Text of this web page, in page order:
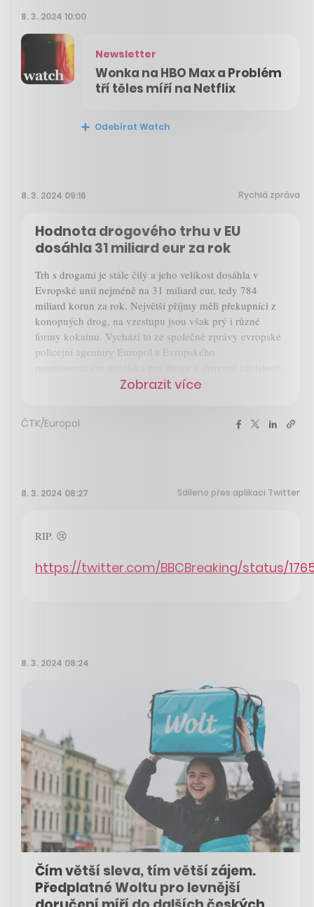
8. 3. 2024 10:00
Newsletter
Wonka na HBO Max a Problém
tří těles míří na Netflix
Odebírat Watch
8. 3. 2024 09:16 Rychlá zpráva
Hodnota drogového trhu v EU
dosáhla 31 miliard eur za rok
Trh s drogami je stále čilý a jeho velikost dosáhla v
Evropské unii nejméně na 31 miliard eur, tedy 784
miliard korun za rok. Největší příjmy měli překupníci z
konopných drog, na vzestupu jsou však prý i různé
formy kokainu. Vychází to ze společné zprávy evropské
policejní agentury Europol a Evropského
Zobrazit více
ČTK/Europol
8. 3. 2024 08:27 Sdíleno přes aplikaci Twitter
RIP. 😢
https://twitter.com/BBCBreaking/status/
8. 3. 2024 08:24
Čím větší sleva, tím větší zájem.
Předplatné Woltu pro levnější